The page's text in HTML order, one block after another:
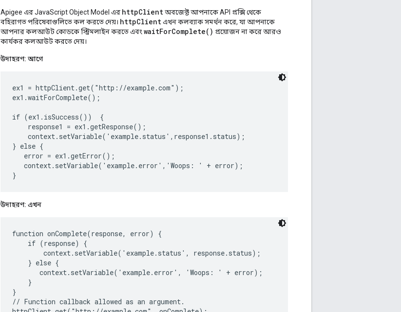
Apigee এর JavaScript Object Model এর httpClientঅবজেক্ট আপনাকে API প্রক্সি থেকে
বহিরাগত পরিষেবাগুলিতে কল করতে দেয়। httpClientএখন কলব্যাক সমর্থন করে, যা আপনাকে
আপনার কলআউট কোডকে স্ট্রিমলাইন করতে এবং waitForComplete() প্রয়োজন না করে আরও
কার্যকর কলআউট করতে দেয়।
উদাহরণ: আগে
ex1 = httpClient.get("http://example.com");
ex1.waitForComplete();
if (ex1.isSuccess())  {
    response1 = ex1.getResponse();
    context.setVariable('example.status',response1.status);
} else {
   error = ex1.getError();
   context.setVariable('example.error','Woops: ' + error);
উদাহরণ: এখন
function onComplete(response, error) {
    if (response) {
        context.setVariable('example.status', response.status);
    } else {
       context.setVariable('example.error', 'Woops: ' + error);
    }
}
// Function callback allowed as an argument.